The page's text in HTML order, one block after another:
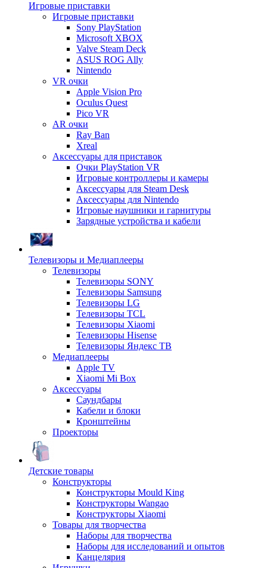
Игровые приставки
Игровые приставки
Sony PlayStation
Microsoft XBOX
Valve Steam Deck
ASUS ROG Ally
Nintendo
VR очки
Apple Vision Pro
Oculus Quest
Pico VR
AR очки
Ray Ban
Xreal
Аксессуары для приставок
Очки PlayStation VR
Игровые контроллеры и камеры
Аксессуары для Steam Desk
Аксессуары для Nintendo
Игровые наушники и гарнитуры
Зарядные устройства и кабели
Телевизоры и Медиаплееры
Телевизоры
Телевизоры SONY
Телевизоры Samsung
Телевизоры LG
Телевизоры TCL
Телевизоры Xiaomi
Телевизоры Hisense
Телевизоры Яндекс ТВ
Медиаплееры
Apple TV
Xiaomi Mi Box
Аксессуары
Саундбары
Кабели и блоки
Кронштейны
Проекторы
Детские товары
Конструкторы
Конструкторы Mould King
Конструкторы Wangao
Конструкторы Xiaomi
Товары для творчества
Наборы для творчества
Наборы для исследований и опытов
Канцелярия